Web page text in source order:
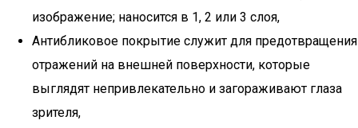
изображение; наносится в 1, 2 или 3 слоя,
Антибликовое покрытие служит для предотвращения
отражений на внешней поверхности, которые
выглядят непривлекательно и загораживают глаза
зрителя,